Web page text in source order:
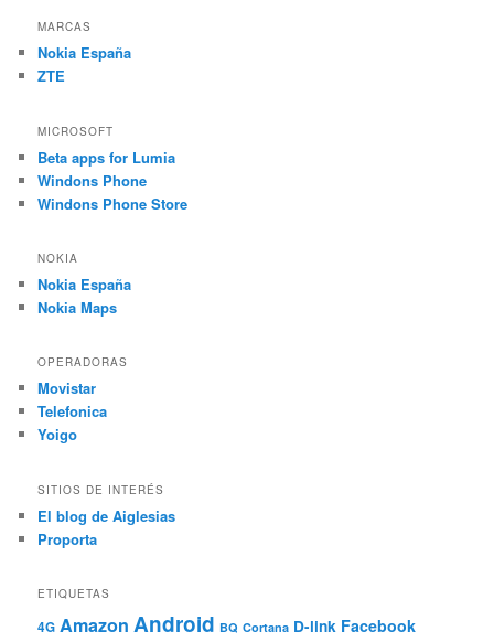
MARCAS
Nokia España
ZTE
MICROSOFT
Beta apps for Lumia
Windons Phone
Windons Phone Store
NOKIA
Nokia España
Nokia Maps
OPERADORAS
Movistar
Telefonica
Yoigo
SITIOS DE INTERÉS
El blog de Aiglesias
Proporta
ETIQUETAS
4G Amazon Android BQ Cortana D-link Facebook